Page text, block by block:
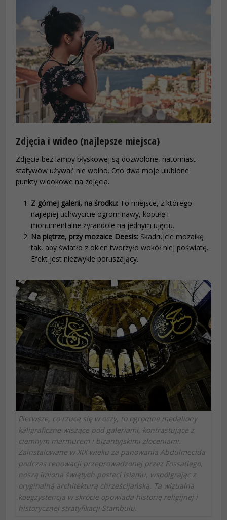
Zdjęcia i wideo (najlepsze miejsca)
Zdjęcia bez lampy błyskowej są dozwolone, natomiast
statywów używać nie wolno. Oto dwa moje ulubione
punkty widokowe na zdjęcia.
Z górnej galerii, na środku: To miejsce, z którego
najlepiej uchwycicie ogrom nawy, kopułę i
monumentalne żyrandole na jednym ujęciu.
Na piętrze, przy mozaice Deesis: Skadrujcie mozaikę
tak, aby światło z okien tworzyło wokół niej poświatę.
Efekt jest niezwykle poruszający.
Pierwsze, co rzuca się w oczy, to ogromne medaliony
kaligraficzne wiszące pod galeriami, kontrastujące z
ciemnym marmurem i bizantyjskimi złoceniami.
Zainstalowane w XIX wieku za panowania Abdülmecida
podczas renowacji przeprowadzonej przez Fossatiego,
noszą imiona świętych postaci islamu, współgrając z
oryginalną architekturą chrześcijańską. Ta wizualna
koegzystencja w skrócie opowiada historię religijnej i
historycznej stratyfikacji Stambułu.